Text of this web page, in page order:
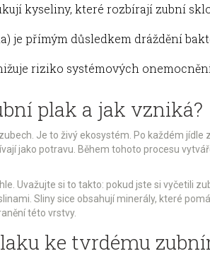
kyseliny, které rozbírají zubní
je přímým důsledkem dráždění
riziko systémových
plak a jak vzniká?
Je to živý ekosystém. Po každém
jako potravu. Během tohoto procesu
Uvažujte si to takto: pokud jste si vyčetili
Sliny sice obsahují minerály, které
této vrstvy.
ke tvrdému